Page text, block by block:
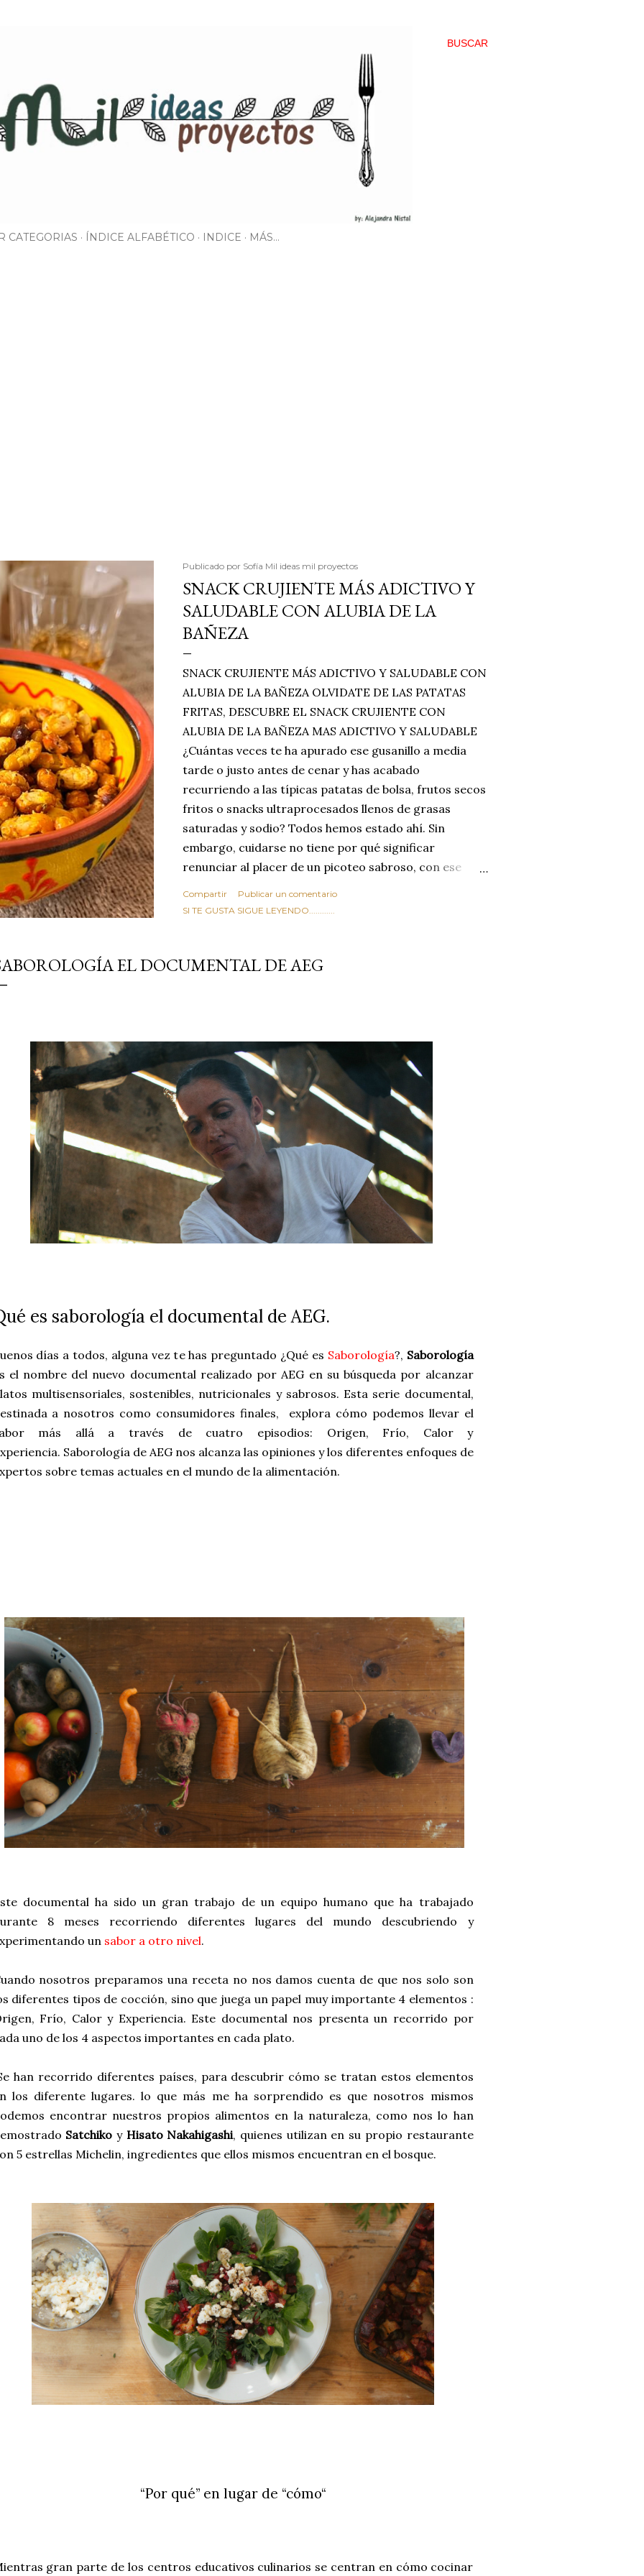
BUSCAR
CATEGORIAS ÍNDICE ALFABÉTICO INDICE MÁS…
Publicado por Sofía Mil ideas mil proyectos
SNACK CRUJIENTE MÁS ADICTIVO Y
SALUDABLE CON ALUBIA DE LA
BAÑEZA
SNACK CRUJIENTE MÁS ADICTIVO Y SALUDABLE CON
ALUBIA DE LA BAÑEZA OLVIDATE DE LAS PATATAS
FRITAS, DESCUBRE EL SNACK CRUJIENTE CON
ALUBIA DE LA BAÑEZA MAS ADICTIVO Y SALUDABLE
¿Cuántas veces te ha apurado ese gusanillo a media
tarde o justo antes de cenar y has acabado
recurriendo a las típicas patatas de bolsa, frutos secos
fritos o snacks ultraprocesados llenos de grasas
saturadas y sodio? Todos hemos estado ahí. Sin
embargo, cuidarse no tiene por qué significar
renunciar al placer de un picoteo sabroso, con ese
Estas alubias crujientes al horno van a cambiar por
tradicionales y copiosos de invierno. Con esta receta
100% natural. Es el sustituto perfecto a los frutos se...
Compartir
Publicar un comentario
SI TE GUSTA SIGUE LEYENDO............
EL DOCUMENTAL DE AEG
es saborología el documental de AEG.
días a todos, alguna vez te has preguntado ¿Qué es Saborología?, Saborología
el nombre del nuevo documental realizado por AEG en su búsqueda por alcanzar
multisensoriales, sostenibles, nutricionales y sabrosos. Esta serie documental,
a nosotros como consumidores finales, explora cómo podemos llevar el
más allá a través de cuatro episodios: Origen, Frío, Calor y
Saborologíade AEG nos alcanza las opiniones y los diferentes enfoques de
sobre temas actuales en el mundo de la alimentación.
documental ha sido un gran trabajo de un equipo humano que ha trabajado
8 meses recorriendo diferentes lugares del mundo descubriendo y
un sabor a otro nivel.
nosotros preparamos una receta no nos damos cuenta de que nos solo son
diferentes tipos de cocción, sino que juega un papel muy importante 4 elementos :
Frío, Calor y Experiencia. Este documental nos presenta un recorrido por
uno de los 4 aspectos importantes en cada plato.
han recorrido diferentes países, para descubrir cómo se tratan estos elementos
los diferente lugares. lo que más me ha sorprendido es que nosotros mismos
encontrar nuestros propios alimentos en la naturaleza, como nos lo han
Satchiko y Hisato Nakahigashi, quienes utilizan en su propio restaurante
5 estrellas Michelin, ingredientes que ellos mismos encuentran en el bosque.
“Por qué” en lugar de “cómo“
gran parte de los centros educativos culinarios se centran en cómo cocinar